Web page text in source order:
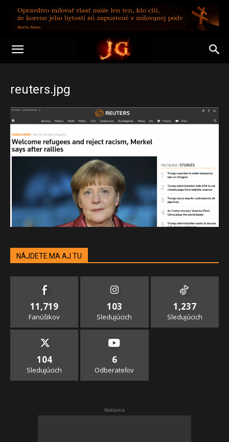
reuters.jpg
NÁJDETE MA AJ TU
11,719
Fanúšikov
103
Sledujúcich
1,237
Sledujúcich
104
Sledujúcich
6
Odberateľov
Reklama